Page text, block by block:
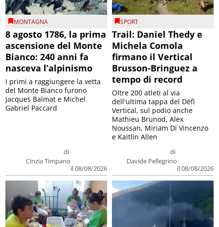
MONTAGNA
8 agosto 1786, la prima
ascensione del Monte
Bianco: 240 anni fa
nasceva l’alpinismo
di
Cinzia Timpano
il 08/08/2026
I primi a raggiungere la vetta
del Monte Bianco furono
Jacques Balmat e Michel
Gabriel Paccard
SPORT
Trail: Daniel Thedy e
Michela Comola
firmano il Vertical
Brusson-Bringuez a
tempo di record
di
Davide Pellegrino
il 08/08/2026
Oltre 200 atleti al via
dell'ultima tappa del Défì
Vertical, sul podio anche
Mathieu Brunod, Alex
Noussan, Miriam Di Vincenzo
e Kaitlin Allen